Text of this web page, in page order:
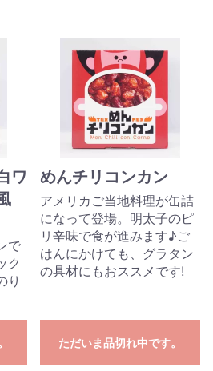
ワ
で
ク
り
めんチリコンカン
アメリカご当地料理が缶詰
になって登場。明太子のピ
リ辛味で食が進みます♪ご
はんにかけても、グラタン
の具材にもおススメです!
ただいま品切れ中です。